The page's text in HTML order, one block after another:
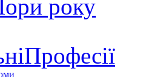
року
Професії